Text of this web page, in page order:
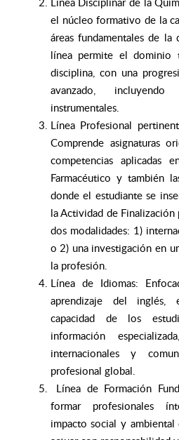
el núcleo formativo de la
áreas fundamentales de la
línea permite el
disciplina, con una
avanzado, incluyendo
instrumentales.
Línea Profesional
Comprende asignaturas
competencias aplicadas
Farmacéutico y también
donde el estudiante se
la Actividad de
dos modalidades: 1)
o 2) una investigación en
la profesión.
Línea de Idiomas:
aprendizaje del
capacidad de los
información
internacionales y
profesional global.
Línea de Formación
formar profesionales
impacto social y ambiental